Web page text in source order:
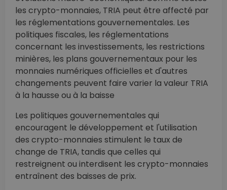
les crypto-monnaies, TRIA peut être affecté par
les réglementations gouvernementales. Les
politiques fiscales, les réglementations
concernant les investissements, les restrictions
minières, les plans gouvernementaux pour les
monnaies numériques officielles et d'autres
changements peuvent faire varier la valeur TRIA
à la hausse ou à la baisse
Les politiques gouvernementales qui
encouragent le développement et l'utilisation
des crypto-monnaies stimulent le taux de
change de TRIA, tandis que celles qui
restreignent ou interdisent les crypto-monnaies
entraînent des baisses de prix.